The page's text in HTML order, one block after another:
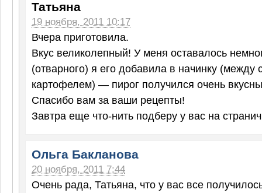
Татьяна
19 ноября, 2011 10:17
Вчера приготовила.
Вкус великолепный! У меня оставалось
(отварного) я его добавила в начинку (между
картофелем) — пирог получился очень
Спасибо вам за ваши рецепты!
Завтра еще что-нить подберу у вас на
Ольга Бакланова
20 ноября, 2011 7:44
Очень рада, Татьяна, что у вас все